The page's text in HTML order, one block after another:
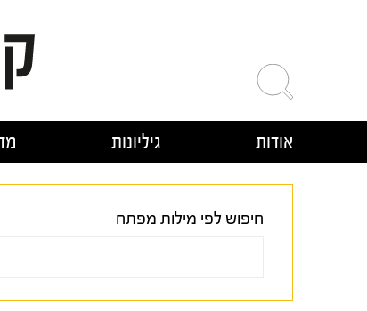
אודות גיליונות
חיפוש לפי מילות מפתח